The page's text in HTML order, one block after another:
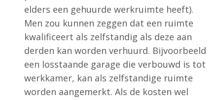
elders een gehuurde werkruimte heeft).
Men zou kunnen zeggen dat een ruimte
kwalificeert als zelfstandig als deze aan
derden kan worden verhuurd. Bijvoorbeeld
een losstaande garage die verbouwd is tot
werkkamer, kan als zelfstandige ruimte
worden aangemerkt. Als de kosten wel